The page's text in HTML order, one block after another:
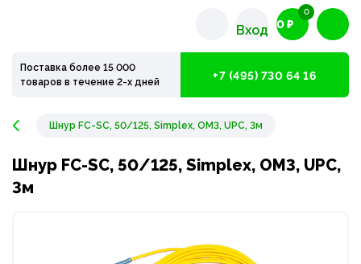
Вход 0 ₽
0
Поставка более 15 000
товаров в течение 2-х дней
+7 (495) 730 64 16
Шнур FC-SC, 50/125, Simplex, OM3, UPC, 3м
Шнур FC-SC, 50/125, Simplex, OM3, UPC,
3м